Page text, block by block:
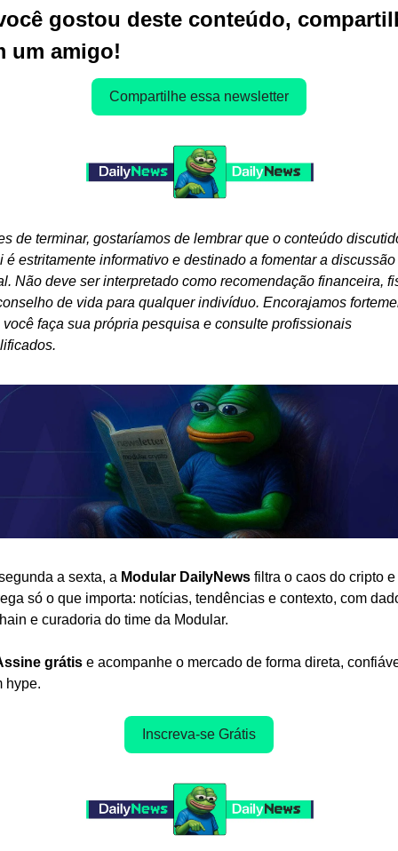
gostou deste conteúdo,
um amigo!
Compartilhe essa newsletter
de terminar, gostaríamos de lembrar que o conteúdo
é estritamente informativo e destinado a fomentar a discussão
Não deve ser interpretado como recomendação financeira,
de vida para qualquer indivíduo. Encorajamos
você faça sua própria pesquisa e consulte profissionais
a sexta, a Modular DailyNews filtra o caos do cripto e
só o que importa: notícias, tendências e contexto, com
e curadoria do time da Modular.
grátis e acompanhe o mercado de forma direta,
hype.
Inscreva-se Grátis